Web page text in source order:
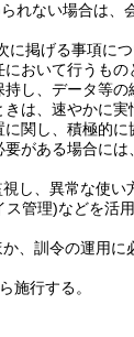
れない場合は、
掲げる事項に
おいて行うもの
し、データ等の
は、速やかに
関し、積極的に
がある場合に
し、異常な使い
ス管理)などを活
、訓令の運用に
施行する。